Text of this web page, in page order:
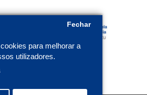
para melhorar a
utilizadores.
Fechar